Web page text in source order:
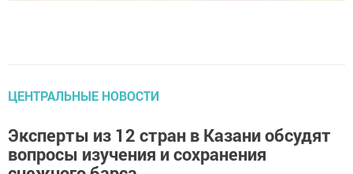
Эксперты из 12 стран в Казани обсудят
вопросы изучения и сохранения
снежного барса